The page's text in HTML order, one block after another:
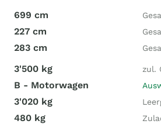
699 cm
227 cm
283 cm
3'500 kg zul.
B - Motorwagen
3'020 kg
480 kg